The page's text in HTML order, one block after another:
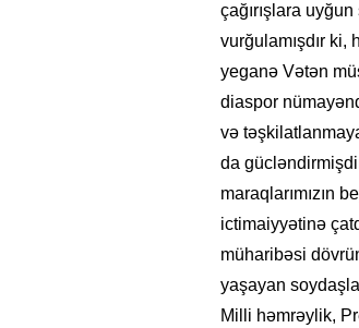
çağırışlara
vurğulamışdır ki,
yeganə Vətən
diaspor
və
da
maraqlarımızın
ictimaiyyətinə
müharibəsi
yaşayan
Milli həmrəylik,